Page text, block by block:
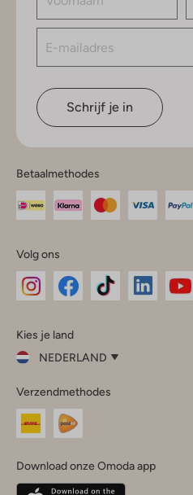
Schrijf je in
Betaalmethodes
Volg ons
InstagramFacebook
Kies je land
NEDERLAND
je
land
Nederland
Belgique(Français)
Verzendmethodes
Download onze Omoda app